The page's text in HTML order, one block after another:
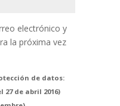
electrónico y
la próxima vez
de datos:
27 de abril 2016)